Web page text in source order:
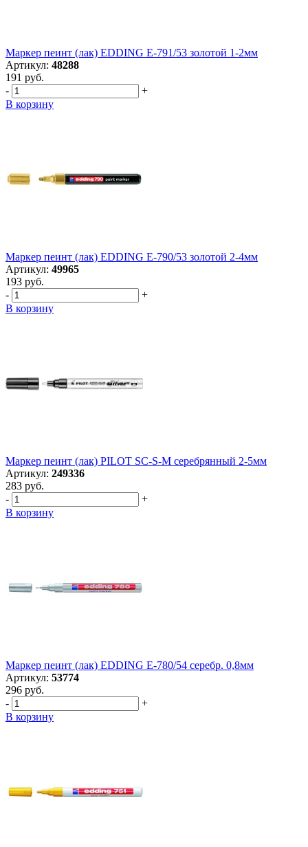
Маркер пеинт (лак) EDDING E-791/53 золотой 1-2мм
Артикул: 48288
191 руб.
-
+
В корзину
Маркер пеинт (лак) EDDING E-790/53 золотой 2-4мм
Артикул: 49965
193 руб.
-
+
В корзину
Маркер пеинт (лак) PILOT SC-S-M серебрянный 2-5мм
Артикул: 249336
283 руб.
-
+
В корзину
Маркер пеинт (лак) EDDING E-780/54 серебр. 0,8мм
Артикул: 53774
296 руб.
-
+
В корзину